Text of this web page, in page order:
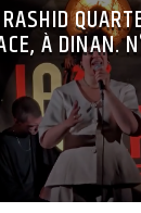
À DINAN.